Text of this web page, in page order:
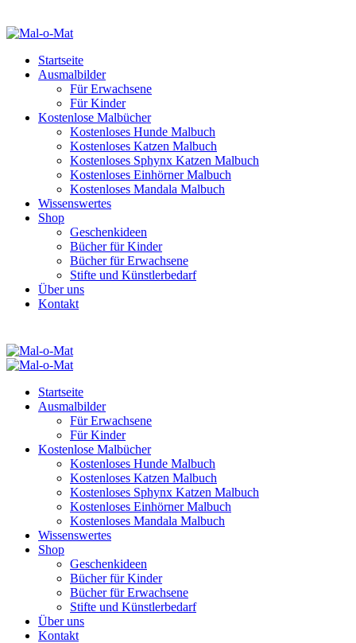
Startseite
Ausmalbilder
Für Erwachsene
Für Kinder
Kostenlose Malbücher
Kostenloses Hunde Malbuch
Kostenloses Katzen Malbuch
Kostenloses Sphynx Katzen Malbuch
Kostenloses Einhörner Malbuch
Kostenloses Mandala Malbuch
Wissenswertes
Shop
Geschenkideen
Bücher für Kinder
Bücher für Erwachsene
Stifte und Künstlerbedarf
Über uns
Kontakt
Startseite
Ausmalbilder
Für Erwachsene
Für Kinder
Kostenlose Malbücher
Kostenloses Hunde Malbuch
Kostenloses Katzen Malbuch
Kostenloses Sphynx Katzen Malbuch
Kostenloses Einhörner Malbuch
Kostenloses Mandala Malbuch
Wissenswertes
Shop
Geschenkideen
Bücher für Kinder
Bücher für Erwachsene
Stifte und Künstlerbedarf
Über uns
Kontakt